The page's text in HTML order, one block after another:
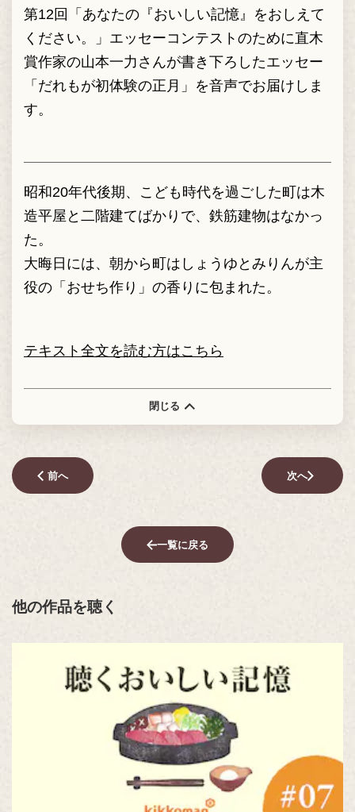
第12回「あなたの『おいしい記憶』をおしえて
ください。」エッセーコンテストのために直木
賞作家の山本一力さんが書き下ろしたエッセー
「だれもが初体験の正月」を音声でお届けしま
す。
昭和20年代後期、こども時代を過ごした町は木
造平屋と二階建てばかりで、鉄筋建物はなかっ
た。
大晦日には、朝から町はしょうゆとみりんが主
役の「おせち作り」の香りに包まれた。
テキスト全文を読む方はこちら
閉じる
前へ 次へ
一覧に戻る
他の作品を聴く